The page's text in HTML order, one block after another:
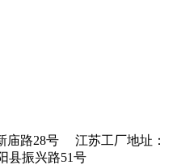
庙路28号 江苏工厂地址：
县振兴路51号